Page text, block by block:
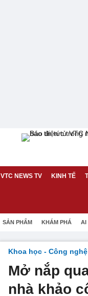
VTC NEWS TV KINH TẾ
SẢN PHẨM KHÁM PHÁ AI
Khoa học - Công nghệ
Mở nắp
nhà khảo